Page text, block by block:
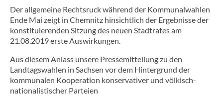
Der allgemeine Rechtsruck während der Kommunalwahlen
Ende Mai zeigt in Chemnitz hinsichtlich der Ergebnisse der
konstituierenden Sitzung des neuen Stadtrates am
21.08.2019 erste Auswirkungen.
Aus diesem Anlass unsere Pressemitteilung zu den
Landtagswahlen in Sachsen vor dem Hintergrund der
kommunalen Kooperation konservativer und völkisch-
nationalistischer Parteien